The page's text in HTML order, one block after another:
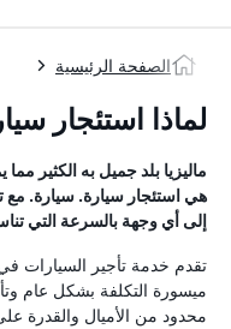
الصفحة الرئيسية
لماذا استئجار
ماليزيا بلد جميل به الكثير
هي استئجار سيارة. سيارة. مع
إلى أي وجهة بالسرعة التي
تقدم خدمة تأجير السيارات في
ميسورة التكلفة بشكل عام
محدود من الأميال والقدرة